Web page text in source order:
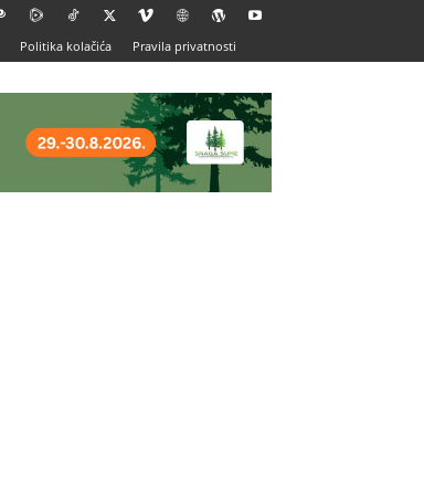
Politika kolačića Pravila privatnosti